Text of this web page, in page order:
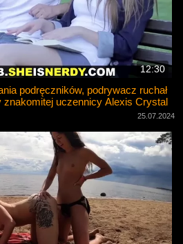
12:30
podręczników, podrywacz ruchał
znakomitej uczennicy Alexis Crystal
25.07.2024